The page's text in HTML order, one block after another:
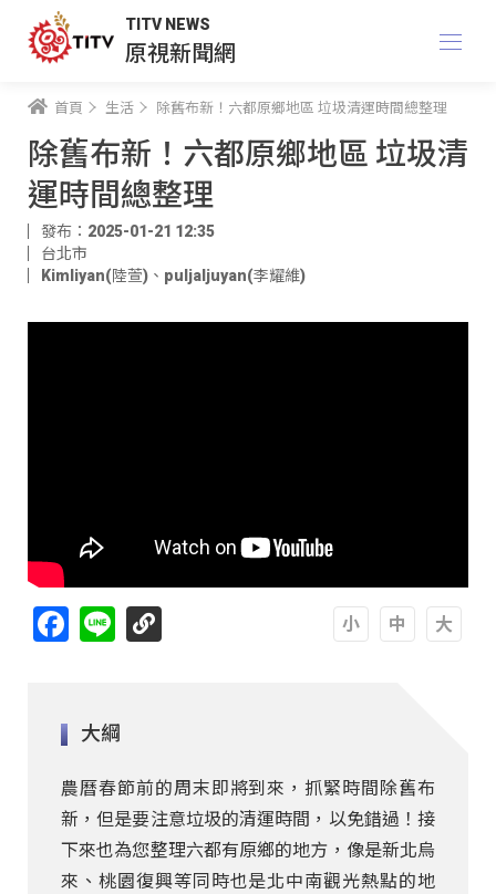
TITV NEWS
原視新聞網
首頁 生活 除舊布新！六都原鄉地區 垃圾清運時間總整理
除舊布新！六都原鄉地區 垃圾清
運時間總整理
發布：2025-01-21 12:35
台北市
Kimliyan(陸萱) 、 puljaljuyan(李耀維)
Facebook
Line
大綱
農曆春節前的周末即將到來，抓緊時間除舊布
新，但是要注意垃圾的清運時間，以免錯過！接
下來也為您整理六都有原鄉的地方，像是新北烏
來、桃園復興等同時也是北中南觀光熱點的地